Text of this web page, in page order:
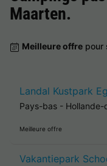
Maarten.
Meilleure offre pour
Landal Kustpark
Pays-bas - Hollande-
Meilleure offre
Vakantiepark